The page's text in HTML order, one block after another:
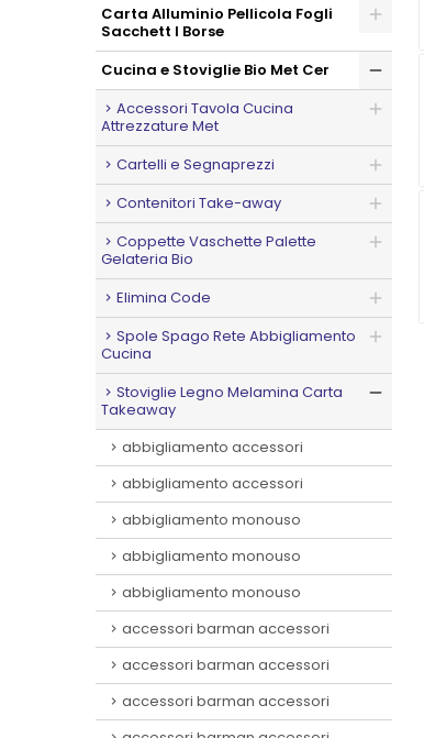
Carta Alluminio Pellicola Fogli
Sacchett I Borse
Cucina e Stoviglie Bio Met Cer
Accessori Tavola Cucina
Attrezzature Met
Cartelli e Segnaprezzi
Contenitori Take-away
Coppette Vaschette Palette
Gelateria Bio
Elimina Code
Spole Spago Rete Abbigliamento
Cucina
Stoviglie Legno Melamina Carta
Takeaway
abbigliamento accessori
abbigliamento accessori
abbigliamento monouso
abbigliamento monouso
abbigliamento monouso
accessori barman accessori
accessori barman accessori
accessori barman accessori